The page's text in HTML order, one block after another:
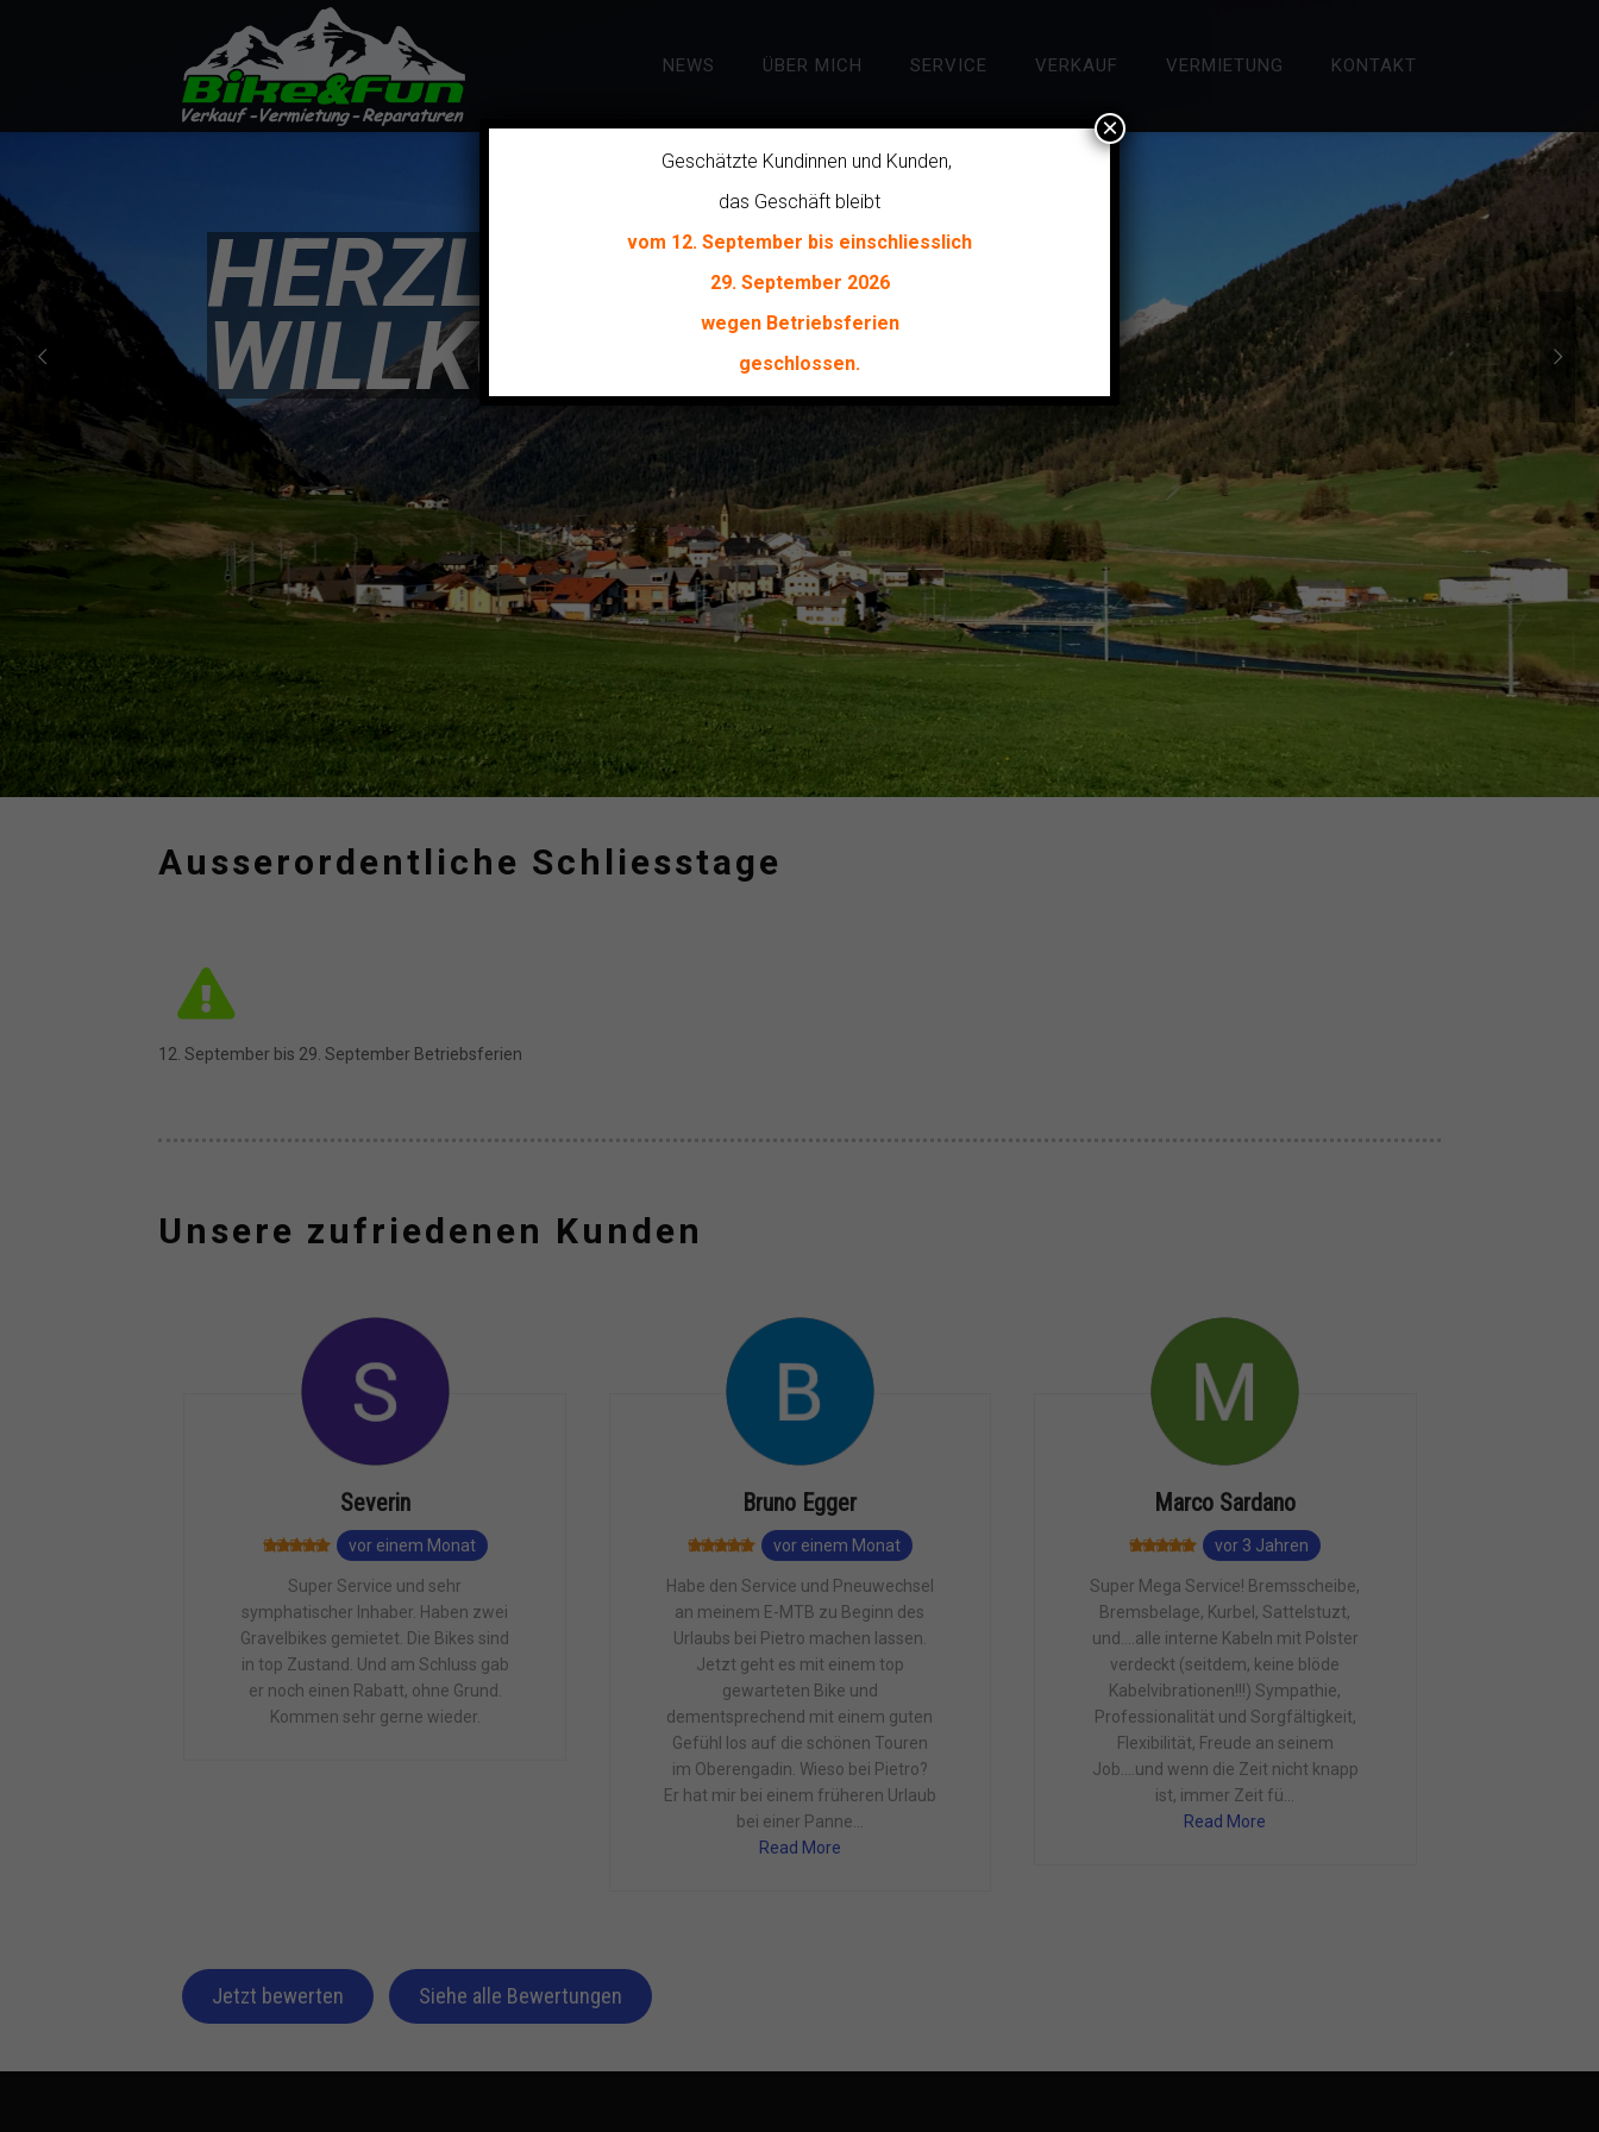
NEWS ÜBER MICH SERVICE VERKAUF VERMIETUNG KONTAKT
HERZL H
WILLKO EN
Ausserordentliche Schliesstage
12. September bis 29. September Betriebsferien
Unsere zufriedenen Kunden
Severin
vor einem Monat
Super Service und sehr
symphatischer Inhaber. Haben zwei
Gravelbikes gemietet. Die Bikes sind
in top Zustand. Und am Schluss gab
er noch einen Rabatt, ohne Grund.
Kommen sehr gerne wieder.
Bruno Egger
vor einem Monat
Habe den Service und Pneuwechsel
an meinem E-MTB zu Beginn des
Urlaubs bei Pietro machen lassen.
Jetzt geht es mit einem top
gewarteten Bike und
dementsprechend mit einem guten
Gefühl los auf die schönen Touren
im Oberengadin. Wieso bei Pietro?
Er hat mir bei einem früheren Urlaub
bei einer Panne...
Read More
Marco Sardano
vor 3 Jahren
Super Mega Service! Bremsscheibe,
Bremsbelage, Kurbel, Sattelstuzt,
und....alle interne Kabeln mit Polster
verdeckt (seitdem, keine blöde
Kabelvibrationen!!!) Sympathie,
Professionalität und Sorgfältigkeit,
Flexibilität, Freude an seinem
Job....und wenn die Zeit nicht knapp
ist, immer Zeit fü...
Read More
Jetzt bewerten Siehe alle Bewertungen
Geschätzte Kundinnen und Kunden,
das Geschäft bleibt
vom 12. September bis einschliesslich
29. September 2026
wegen Betriebsferien
geschlossen.
×